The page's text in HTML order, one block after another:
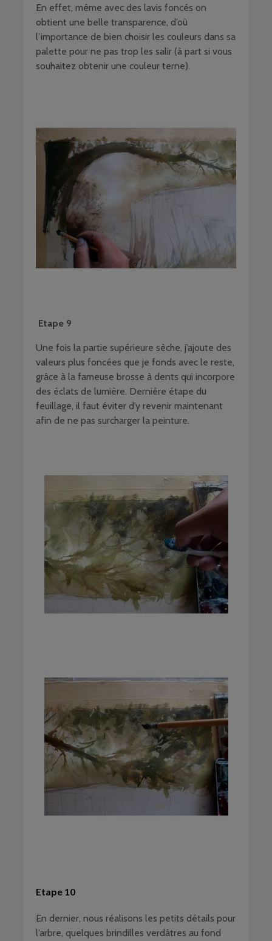
En effet, même avec des lavis foncés on
obtient une belle transparence, d’où
l’importance de bien choisir les couleurs dans sa
palette pour ne pas trop les salir (à part si vous
souhaitez obtenir une couleur terne).
Etape 9
Une fois la partie supérieure sèche, j’ajoute des
valeurs plus foncées que je fonds avec le reste,
grâce à la fameuse brosse à dents qui incorpore
des éclats de lumière. Dernière étape du
feuillage, il faut éviter d’y revenir maintenant
afin de ne pas surcharger la peinture.
Etape 10
En dernier, nous réalisons les petits détails pour
l’arbre, quelques brindilles verdâtres au fond